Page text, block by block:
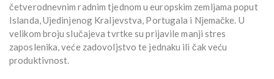
četverodnevnim radnim tjednom u europskim zemljama poput
Islanda, Ujedinjenog Kraljevstva, Portugala i Njemačke. U
velikom broju slučajeva tvrtke su prijavile manji stres
zaposlenika, veće zadovoljstvo te jednaku ili čak veću
produktivnost.